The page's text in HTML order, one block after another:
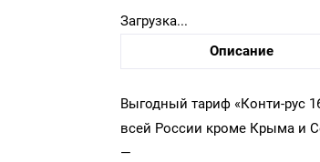
Загрузка...
Описание
Выгодный тариф «Конти-рус
всей России кроме Крыма и
—